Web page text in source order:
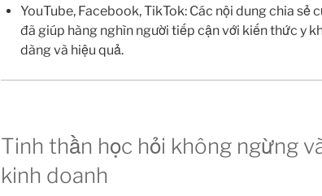
YouTube, Facebook, TikTok: Các nội dung chia sẻ
đã giúp hàng nghìn người tiếp cận với kiến thức y
dàng và hiệu quả.
Tinh thần học hỏi không ngừng
kinh doanh